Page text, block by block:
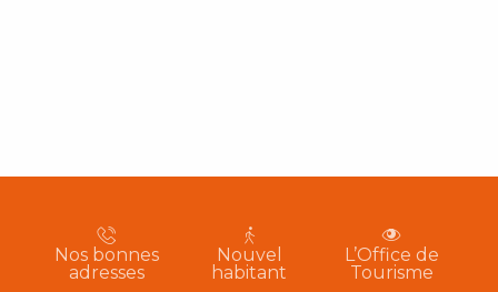
Nos bonnes
adresses
Nouvel
habitant
L’Office de
Tourisme